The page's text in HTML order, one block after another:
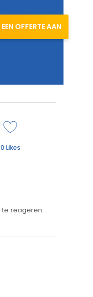
OFFERTE AAN
0 Likes
te reageren.